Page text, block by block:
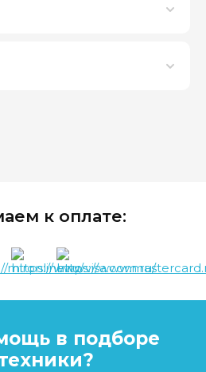
к оплате:
в подборе